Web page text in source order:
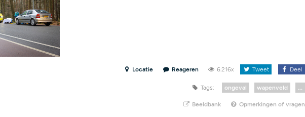
Locatie Reageren 6.216x Tweet Deel
Tags: ongeval wapenveld ...
Beeldbank Opmerkingen of vragen